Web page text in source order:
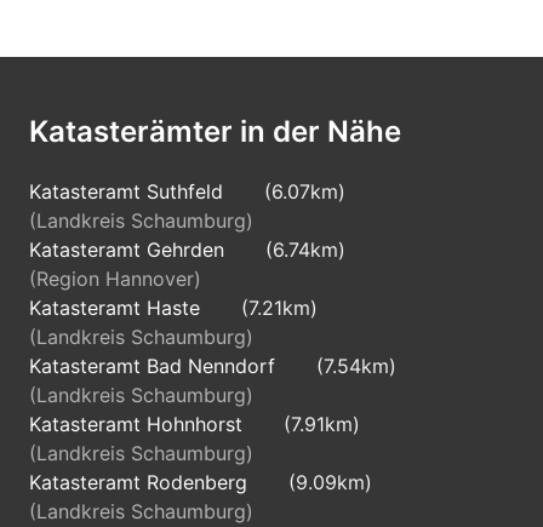
Katasterämter in der Nähe
Katasteramt Suthfeld
(6.07km)
(Landkreis Schaumburg)
Katasteramt Gehrden
(6.74km)
(Region Hannover)
Katasteramt Haste
(7.21km)
(Landkreis Schaumburg)
Katasteramt Bad Nenndorf
(7.54km)
(Landkreis Schaumburg)
Katasteramt Hohnhorst
(7.91km)
(Landkreis Schaumburg)
Katasteramt Rodenberg
(9.09km)
(Landkreis Schaumburg)